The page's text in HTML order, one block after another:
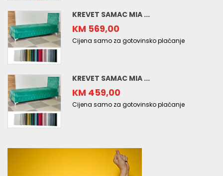
KREVET SAMAC MIA ...
KM 569,00
Cijena samo za gotovinsko plaćanje
KREVET SAMAC MIA ...
KM 459,00
Cijena samo za gotovinsko plaćanje